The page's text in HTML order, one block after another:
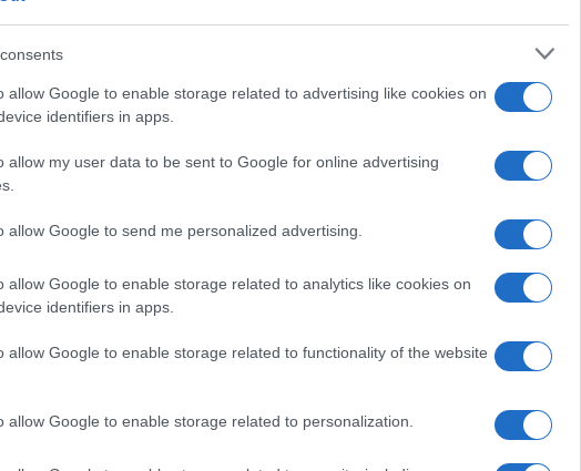
allow Google to enable storage related to advertising like cookies on
identifiers in apps.
allow my user data to be sent to Google for online advertising
allow Google to send me personalized advertising.
allow Google to enable storage related to analytics like cookies on
identifiers in apps.
allow Google to enable storage related to functionality of the website
allow Google to enable storage related to personalization.
al Concertone
, almeno quella, ma è notorio che la
a volte mortali, sul lavoro si ha nella
sovvenzionata e parastatale e
di sinistra e puntualmente distratta
di ingaggio. Una coda di paglia che
come il
partito c’è, specie con la Schlein, ma
nell’attendismo opportunistico.
apprendisti o decaduti
rivoluzionarie e di classe non ha